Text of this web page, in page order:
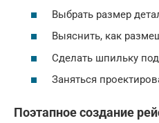
Выбрать размер
Выяснить, как
Сделать шпильку
Заняться
Поэтапное создание